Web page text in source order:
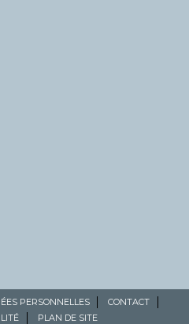
PERSONNELLES
CONTACT
PLAN DE SITE